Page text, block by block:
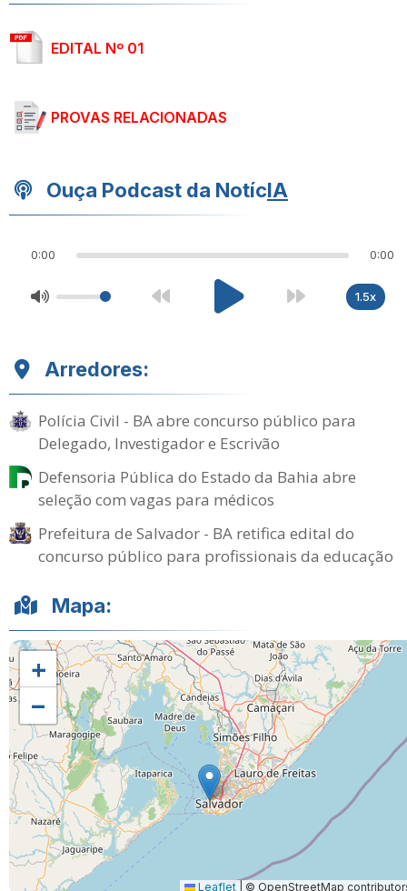
EDITAL Nº 01
PROVAS RELACIONADAS
Ouça Podcast da NotícIA
0:00 0:00
1.5x
Arredores:
Polícia Civil - BA abre concurso público para
Delegado, Investigador e Escrivão
Defensoria Pública do Estado da Bahia abre
seleção com vagas para médicos
Prefeitura de Salvador - BA retifica edital do
concurso público para profissionais da educação
Mapa:
+
−
Leaflet © OpenStreetMap